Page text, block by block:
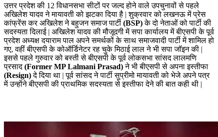
उत्तर प्रदेश की 12 विधानसभा सीटों पर जल्द होने वाले उपचुनावों से पहले
अखिलेश यादव ने मायावती को झटका दिया है | शुक्रवार को लखनऊ में प्रेस
कांफ्रेंस कर अखिलेश ने बहुजन समाज पार्टी (BSP)के दो नेताओं को पार्टी की
सदस्यता दिलाई | अखिलेश यादव की मौजूदगी में सपा कार्यालय में बीएसपी के पूर्व
प्रदेश अध्यक्ष दयाराम पाल अपने समर्थकों के साथ समाजवादी पार्टी में शामिल हो
गए, वहीं बीएसपी के कोऑर्डिनेटर रह चुके मिठाई लाल ने भी सपा जॉइन की |
इससे पहले गुरुवार को बस्ती से बीएसपी के पूर्व लोकसभा सांसद लालमणि
प्रसाद(Former MP Lalmani Prasad)ने भी बीएसपी से अपना इस्तीफा
(Resign)दे दिया था | पूर्व सांसद ने पार्टी सुप्रीमो मायावती को भेजे अपने पत्र
में उन्होंने बीएसपी की प्राथमिक सदस्यता से इस्तीफा देने की बात कही थी |